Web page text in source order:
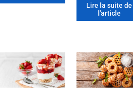
Lire la suite de
l'article